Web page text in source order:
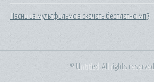
Песни из мультфильмов скачать бесплатно мп3
© Untitled. All rights reserved.